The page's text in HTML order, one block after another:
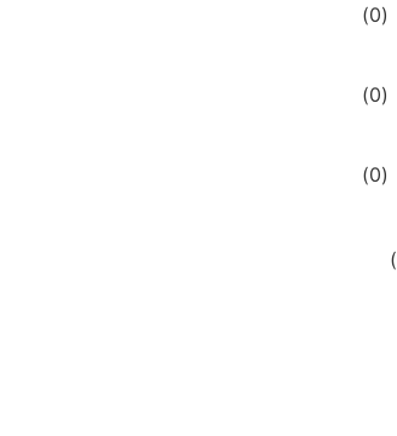
(
0
)
(
0
)
(
0
)
)